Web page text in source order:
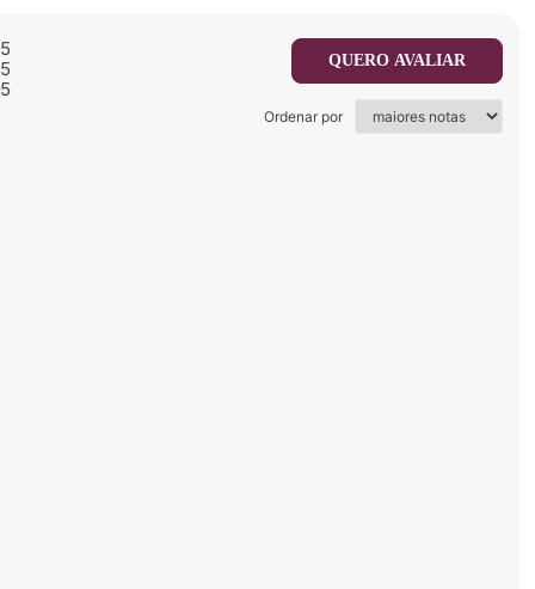
QUERO AVALIAR
Ordenar por